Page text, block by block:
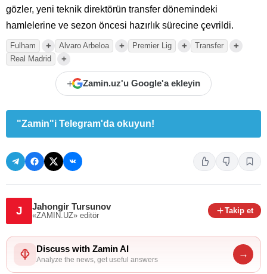
gözler, yeni teknik direktörün transfer dönemindeki
hamlelerine ve sezon öncesi hazırlık sürecine çevrildi.
Fulham + Alvaro Arbeloa + Premier Lig + Transfer +
Real Madrid +
+ Zamin.uz'u Google'a ekleyin
"Zamin"i Telegram'da okuyun!
J Jahongir Tursunov
«ZAMIN.UZ» editör
Takip et
Discuss with Zamin AI
Analyze the news, get useful answers
→